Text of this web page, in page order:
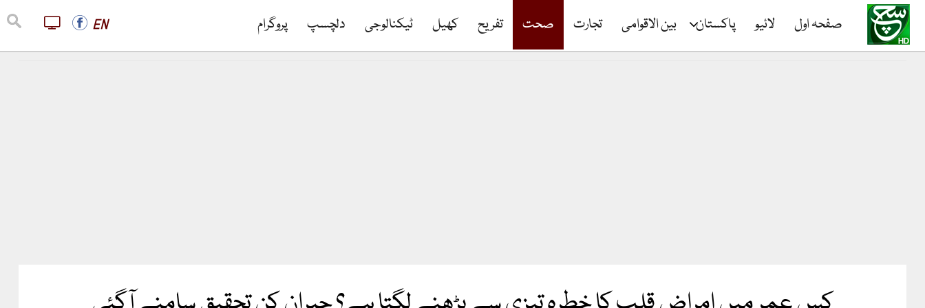
صفحہ اول لائیو پاکستان بین الاقوامی تجارت صحت تفریح کھیل ٹیکنالوجی دلچسپ پروگرام EN